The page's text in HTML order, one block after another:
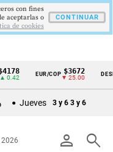
EUR/COP $3672
▼ 25.00
Jueves 3 y 6 3 y 6
person search
2026
con fines
aceptarlas o
de cookies
CONTINUAR